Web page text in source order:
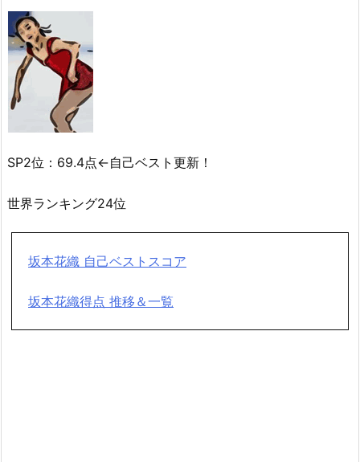
SP2位：69.4点←自己ベスト更新！
世界ランキング24位
坂本花織 自己ベストスコア
坂本花織得点 推移＆一覧